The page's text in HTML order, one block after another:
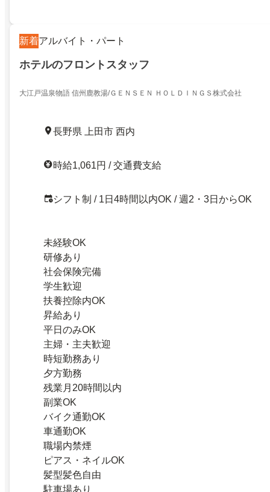
新着アルバイト・パート
ホテルのフロントスタッフ
大江戸温泉物語 信州鹿教湯/ＧＥＮＳＥＮ ＨＯＬＤＩＮＧＳ株式会社
長野県 上田市 西内
時給1,061円 / 交通費支給
シフト制 / 1日4時間以内OK / 週2・3日からOK
未経験OK
研修あり
社会保険完備
学生歓迎
扶養控除内OK
昇給あり
平日のみOK
主婦・主夫歓迎
時短勤務あり
夕方勤務
残業月20時間以内
副業OK
バイク通勤OK
車通勤OK
職場内禁煙
ピアス・ネイルOK
髪型髪色自由
駐車場あり